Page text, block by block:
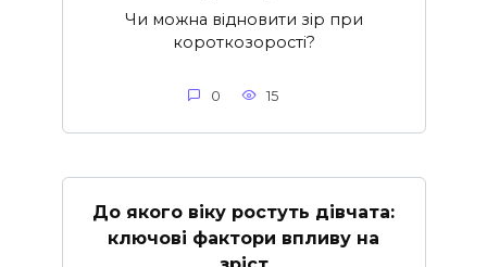
Чи можна відновити зір при
короткозорості?
0 15
До якого віку ростуть дівчата:
ключові фактори впливу на